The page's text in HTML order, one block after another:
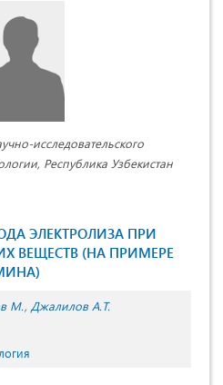
исследовательского
Республика Узбекистан
ЭЛЕКТРОЛИЗА ПРИ
ВЕЩЕСТВ (НА ПРИМЕРЕ
М. Джалилов А.Т.